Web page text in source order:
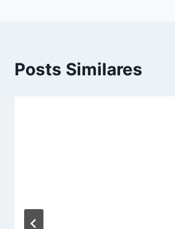
Posts Similares